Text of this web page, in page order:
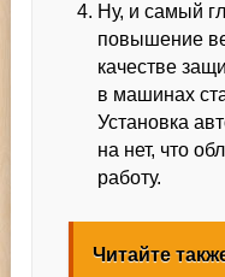
Ну, и самый
повышение
качестве
в машинах
Установка
на нет, что
работу.
Читайте